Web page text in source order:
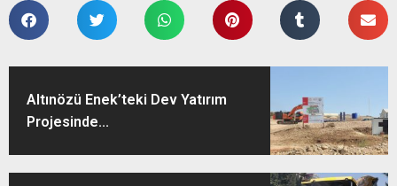
Altınözü Enek’teki Dev Yatırım
Projesinde...